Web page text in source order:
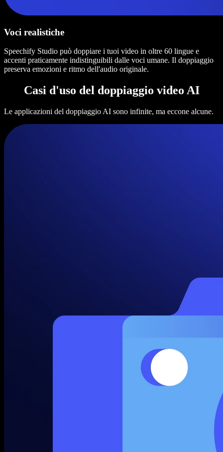
Voci realistiche
Speechify Studio può doppiare i tuoi video in oltre 60 lingue e
accenti praticamente indistinguibili dalle voci umane. Il doppiaggio
preserva emozioni e ritmo dell'audio originale.
Casi d'uso del doppiaggio video AI
Le applicazioni del doppiaggio AI sono infinite, ma eccone alcune.